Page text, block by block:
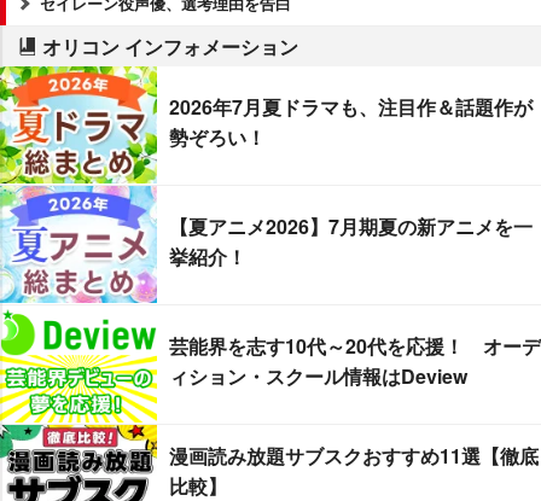
オリコン インフォメーション
2026年7月夏ドラマも、注目作＆話題作が
勢ぞろい！
【夏アニメ2026】7月期夏の新アニメを一
挙紹介！
芸能界を志す10代～20代を応援！ オーデ
ィション・スクール情報はDeview
漫画読み放題サブスクおすすめ11選【徹底
比較】